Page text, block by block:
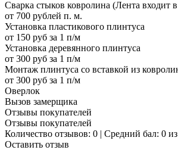
Сварка стыков ковролина (Лента входит
от 700 рублей п. м.
Установка пластикового плинтуса
от 150 руб за 1 п/м
Установка деревянного плинтуса
от 300 руб за 1 п/м
Монтаж плинтуса со вставкой из
от 300 руб за 1 п/м
Оверлок
Вызов замерщика
Отзывы покупателей
Отзывы покупателей
Количество отзывов: 0 | Средний бал: 0
Оставить отзыв